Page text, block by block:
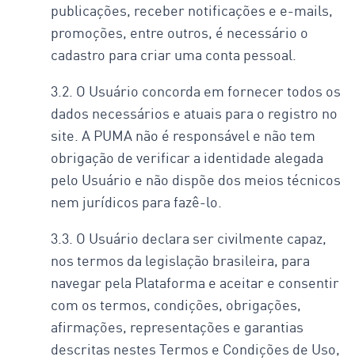
publicações, receber notificações e e-mails,
promoções, entre outros, é necessário o
cadastro para criar uma conta pessoal.
3.2. O Usuário concorda em fornecer todos os
dados necessários e atuais para o registro no
site. A PUMA não é responsável e não tem
obrigação de verificar a identidade alegada
pelo Usuário e não dispõe dos meios técnicos
nem jurídicos para fazê-lo.
3.3. O Usuário declara ser civilmente capaz,
nos termos da legislação brasileira, para
navegar pela Plataforma e aceitar e consentir
com os termos, condições, obrigações,
afirmações, representações e garantias
descritas nestes Termos e Condições de Uso,